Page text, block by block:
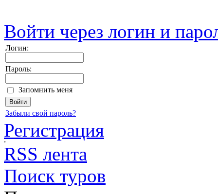
Войти через логин и
Логин:
Пароль:
Запомнить меня
Забыли свой пароль?
Регистрация
RSS лента
Поиск туров